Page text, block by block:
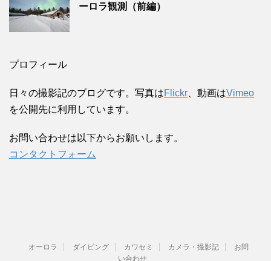
ーロラ観測（前編）
プロフィール
日々の撮影記のブログです。写真はFlickr 、動画はVimeo
を公開先に利用しています。
お問い合わせは以下からお願いします。
コンタクトフォーム
オーロラ ダイビング カワセミ カメラ・撮影記
お問
い合わせ